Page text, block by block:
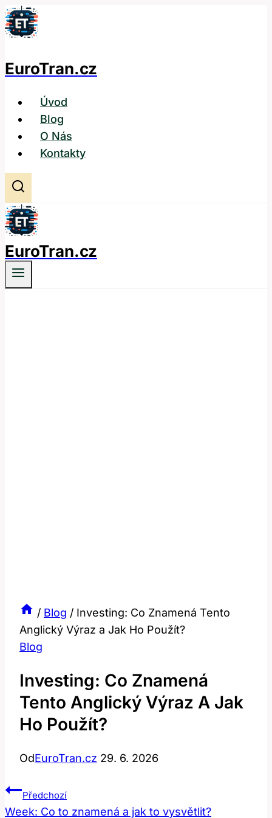
Přeskočit
na
EuroTran.cz
Úvod
Blog
O Nás
Kontakty
EuroTran.cz
/ Blog / Investing: Co Znamená Tento
Anglický Výraz a Jak Ho Použít?
Blog
Investing: Co Znamená
Tento Anglický Výraz A Jak
Ho Použít?
OdEuroTran.cz 29. 6. 2026
Navigace
Pro
Předchozí
Week: Co to znamená a jak to vysvětlit?